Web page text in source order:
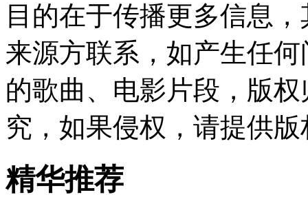
目的在于传播更多信息
来源方联系，如产生任
的歌曲、电影片段，版
究，如果侵权，请提供
精华推荐